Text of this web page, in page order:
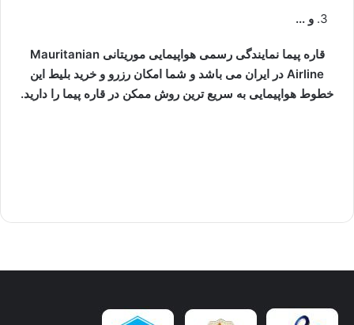
و ...
قاره پیما نمایندگی رسمی هواپیمایی موریتانیMauritanian
Airline در ایران می باشد و شما امکان رزرو و خرید بلیط این
خطوط هواپیمایی به سریع ترین روش ممکن در قاره پیما را دارید.